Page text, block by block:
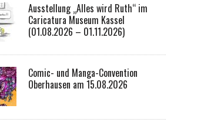
Ausstellung „Alles wird Ruth“ im
Caricatura Museum Kassel
(01.08.2026 – 01.11.2026)
Comic- und Manga-Convention
Oberhausen am 15.08.2026